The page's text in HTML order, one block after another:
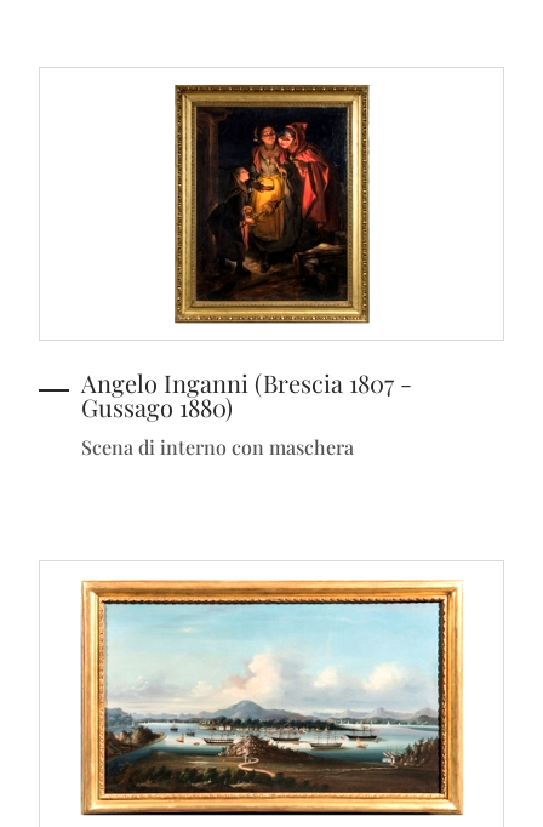
Angelo Inganni (Brescia 1807 -
Gussago 1880)
Scena di interno con maschera